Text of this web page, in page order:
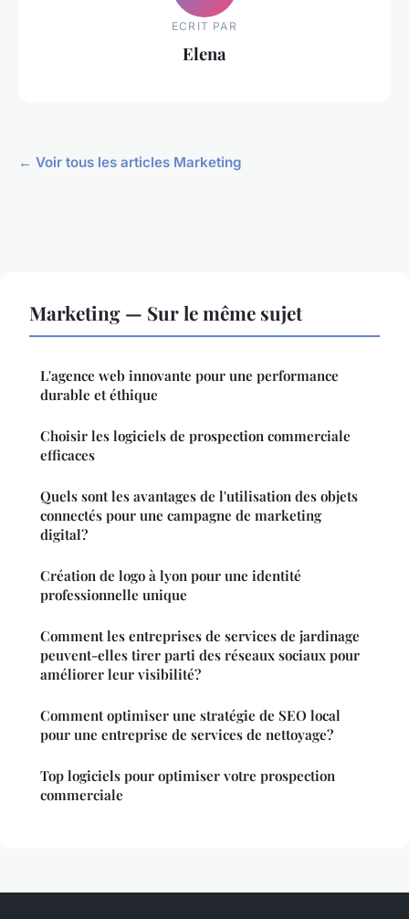
ECRIT PAR
Elena
← Voir tous les articles Marketing
Marketing — Sur le même sujet
L'agence web innovante pour une performance
durable et éthique
Choisir les logiciels de prospection commerciale
efficaces
Quels sont les avantages de l'utilisation des objets
connectés pour une campagne de marketing
digital?
Création de logo à lyon pour une identité
professionnelle unique
Comment les entreprises de services de jardinage
peuvent-elles tirer parti des réseaux sociaux pour
améliorer leur visibilité?
Comment optimiser une stratégie de SEO local
pour une entreprise de services de nettoyage?
Top logiciels pour optimiser votre prospection
commerciale